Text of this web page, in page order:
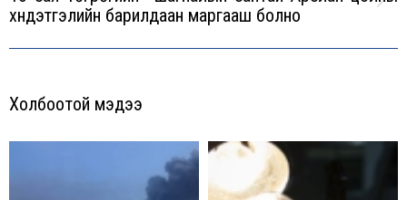
Next
post:
хүндэтгэлийн барилдаан маргааш болно
Холбоотой мэдээ